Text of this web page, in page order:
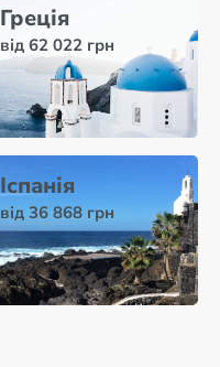
Греція
від 62 022 грн
Іспанія
від 36 868 грн